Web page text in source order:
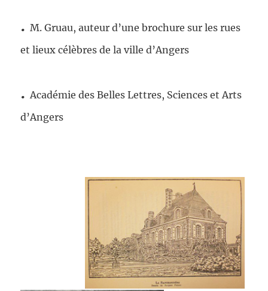
.M. Gruau, auteur d’une brochure sur les rues
et lieux célèbres de la ville d’Angers
.Académie des Belles Lettres, Sciences et Arts
d’Angers